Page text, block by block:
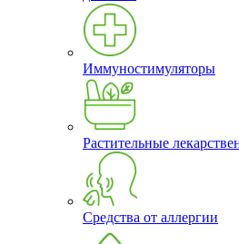
Иммуностимуляторы
Растительные
Средства от аллергии